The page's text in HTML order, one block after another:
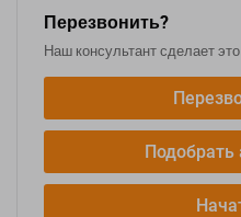
Перезвонить?
Наш консультант сделает
Подобрать